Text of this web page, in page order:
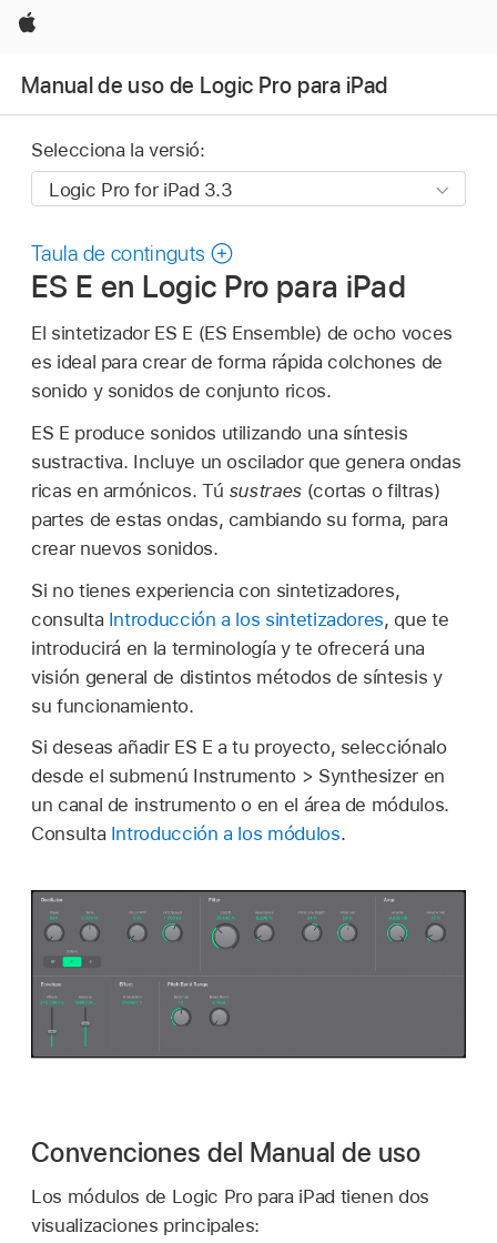
Apple
Manual de uso de Logic Pro para iPad
Selecciona la versió:
Taula de continguts
ES E en Logic Pro para iPad
El sintetizador ES E (ES Ensemble) de ocho voces
es ideal para crear de forma rápida colchones de
sonido y sonidos de conjunto ricos.
ES E produce sonidos utilizando una síntesis
sustractiva. Incluye un oscilador que genera ondas
ricas en armónicos. Tú sustraes(cortas o filtras)
partes de estas ondas, cambiando su forma, para
crear nuevos sonidos.
Si no tienes experiencia con sintetizadores,
consulta Introducción a los sintetizadores, que te
introducirá en la terminología y te ofrecerá una
visión general de distintos métodos de síntesis y
su funcionamiento.
Si deseas añadir ES E a tu proyecto, selecciónalo
desde el submenú Instrumento > Synthesizer en
un canal de instrumento o en el área de módulos.
Consulta Introducción a los módulos.
Convenciones del Manual de uso
Los módulos de Logic Pro para iPad tienen dos
visualizaciones principales: